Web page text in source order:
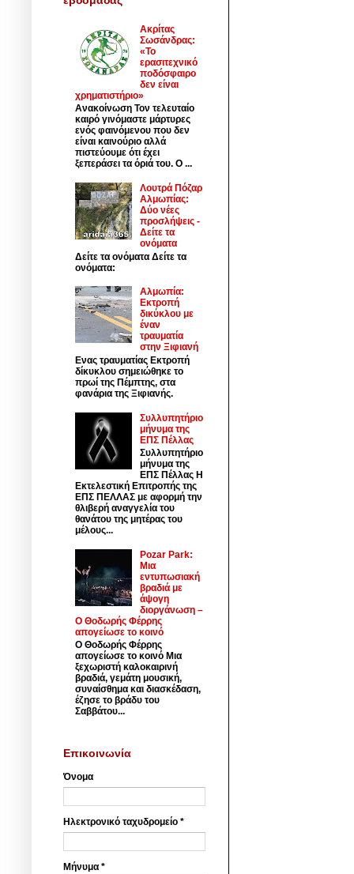
Ακρίτας
Σωσάνδρας:
«Το
ερασιτεχνικό
ποδόσφαιρο
δεν είναι
χρηματιστήριο»
Ανακοίνωση Τον τελευταίο
καιρό γινόμαστε μάρτυρες
ενός φαινόμενου που δεν
είναι καινούριο αλλά
πιστεύουμε ότι έχει
ξεπεράσει τα όριά του. Ο ...
Λουτρά Πόζαρ
Αλμωπίας:
Δύο νέες
προσλήψεις -
Δείτε τα
ονόματα
Δείτε τα ονόματα Δείτε τα
ονόματα:
Αλμωπία:
Εκτροπή
δικύκλου με
έναν
τραυματία
στην Ξιφιανή
Ενας τραυματίας Εκτροπή
δίκυκλου σημειώθηκε το
πρωί της Πέμπτης, στα
φανάρια της Ξιφιανής.
Συλλυπητήριο
μήνυμα της
ΕΠΣ Πέλλας
Συλλυπητήριο
μήνυμα της
ΕΠΣ Πέλλας Η
Εκτελεστική Επιτροπής της
ΕΠΣ ΠΕΛΛΑΣ με αφορμή την
θλιβερή αναγγελία του
θανάτου της μητέρας του
μέλους...
Pozar Park:
Μια
εντυπωσιακή
βραδιά με
άψογη
διοργάνωση –
Ο Θοδωρής Φέρρης
απογείωσε το κοινό
Ο Θοδωρής Φέρρης
απογείωσε το κοινό Μια
ξεχωριστή καλοκαιρινή
βραδιά, γεμάτη μουσική,
συναίσθημα και διασκέδαση,
έζησε το βράδυ του
Σαββάτου...
Επικοινωνία
Όνομα
Ηλεκτρονικό ταχυδρομείο *
Μήνυμα *